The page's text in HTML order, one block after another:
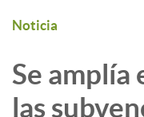
Noticia
Se amplía
las